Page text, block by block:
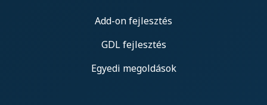
Add-on fejlesztés
GDL fejlesztés
Egyedi megoldások